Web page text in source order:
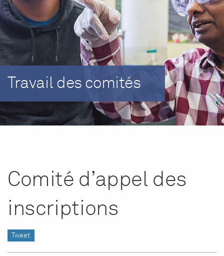
Travail des comités
Comité d’appel des
inscriptions
Tweet